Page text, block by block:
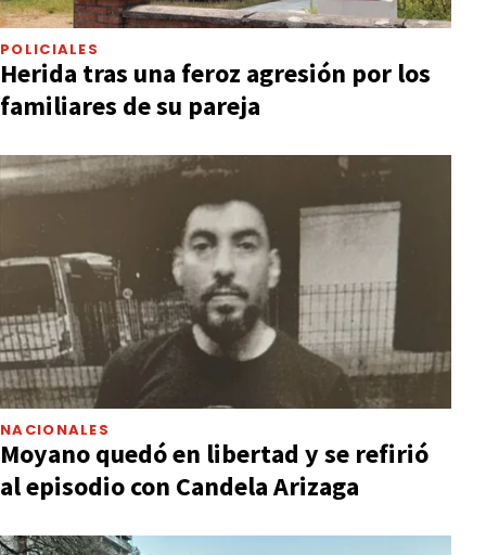
POLICIALES
Herida tras una feroz agresión por los
familiares de su pareja
NACIONALES
Moyano quedó en libertad y se refirió
al episodio con Candela Arizaga